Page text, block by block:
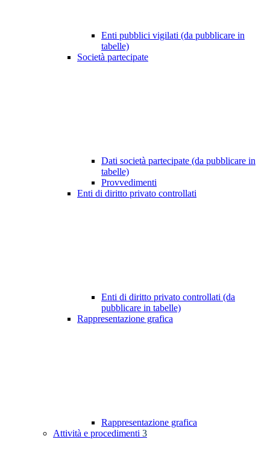
Enti pubblici vigilati (da pubblicare in
tabelle)
Società partecipate
Dati società partecipate (da pubblicare in
tabelle)
Provvedimenti
Enti di diritto privato controllati
Enti di diritto privato controllati (da
pubblicare in tabelle)
Rappresentazione grafica
Rappresentazione grafica
Attività e procedimenti 3